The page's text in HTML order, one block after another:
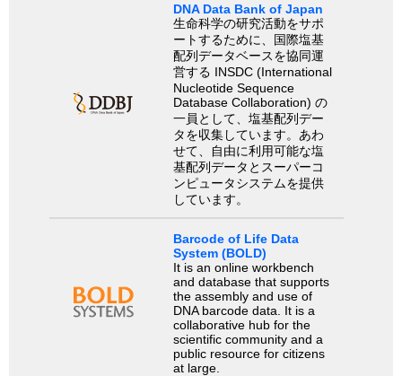
DNA Data Bank of Japan
生命科学の研究活動をサポ
ートするために、国際塩基
配列データベースを協同運
営する INSDC (International
Nucleotide Sequence
Database Collaboration) の
一員として、塩基配列デー
タを収集しています。あわ
せて、自由に利用可能な塩
基配列データとスーパーコ
ンピュータシステムを提供
しています。
Barcode of Life Data
System (BOLD)
It is an online workbench
and database that supports
the assembly and use of
DNA barcode data. It is a
collaborative hub for the
scientific community and a
public resource for citizens
at large.